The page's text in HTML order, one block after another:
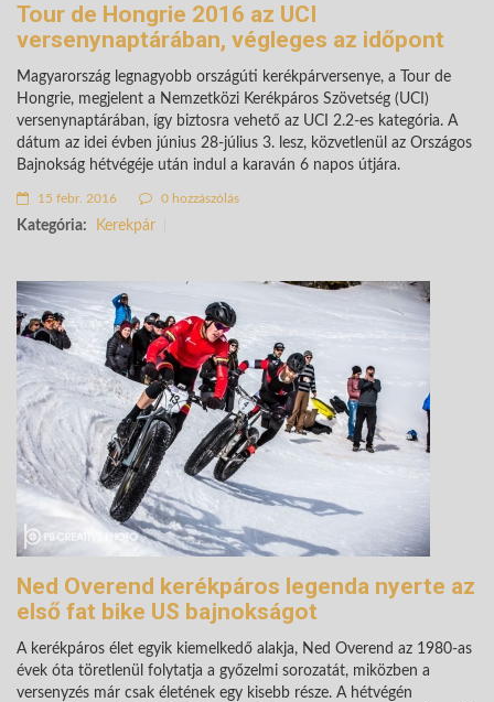
Tour de Hongrie 2016 az UCI
versenynaptárában, végleges az időpont
Magyarország legnagyobb országúti kerékpárversenye, a Tour de
Hongrie, megjelent a Nemzetközi Kerékpáros Szövetség (UCI)
versenynaptárában, így biztosra vehető az UCI 2.2-es kategória. A
dátum az idei évben június 28-július 3. lesz, közvetlenül az Országos
Bajnokság hétvégéje után indul a karaván 6 napos útjára.
15 febr. 2016 0 hozzászólás
Kategória: Kerekpár
Ned Overend kerékpáros legenda nyerte az
első fat bike US bajnokságot
A kerékpáros élet egyik kiemelkedő alakja, Ned Overend az 1980-as
évek óta töretlenül folytatja a győzelmi sorozatát, miközben a
versenyzés már csak életének egy kisebb része. A hétvégén